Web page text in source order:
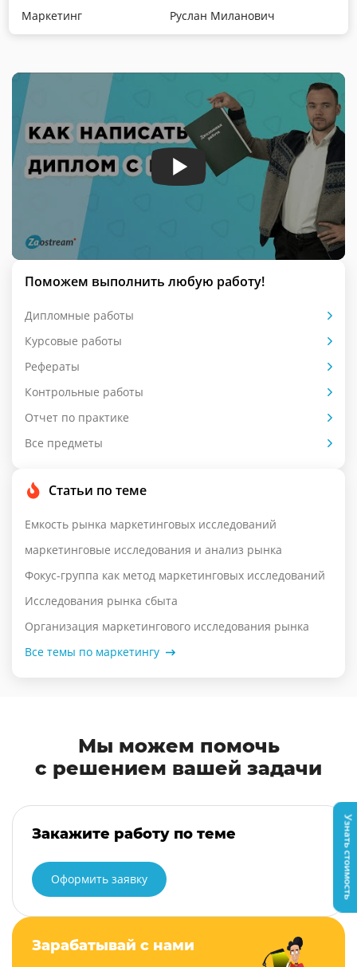
Маркетинг
Руслан Миланович
Поможем выполнить любую работу!
Дипломные работы
Курсовые работы
Рефераты
Контрольные работы
Отчет по практике
Все предметы
Статьи по теме
Емкость рынка маркетинговых исследований
маркетинговые исследования и анализ рынка
Фокус-группа как метод маркетинговых исследований
Исследования рынка сбыта
Организация маркетингового исследования рынка
Все темы по маркетингу
Мы можем помочь
с решением вашей задачи
Закажите работу по теме
Оформить заявку
Зарабатывай с нами
Узнать стоимость